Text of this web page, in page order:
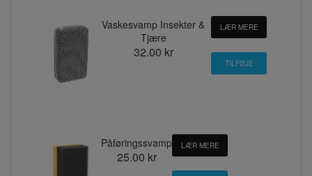
Vaskesvamp Insekter &
Tjære
32.00 kr
LÆR MERE
Påføringssvamp
25.00 kr
LÆR MERE